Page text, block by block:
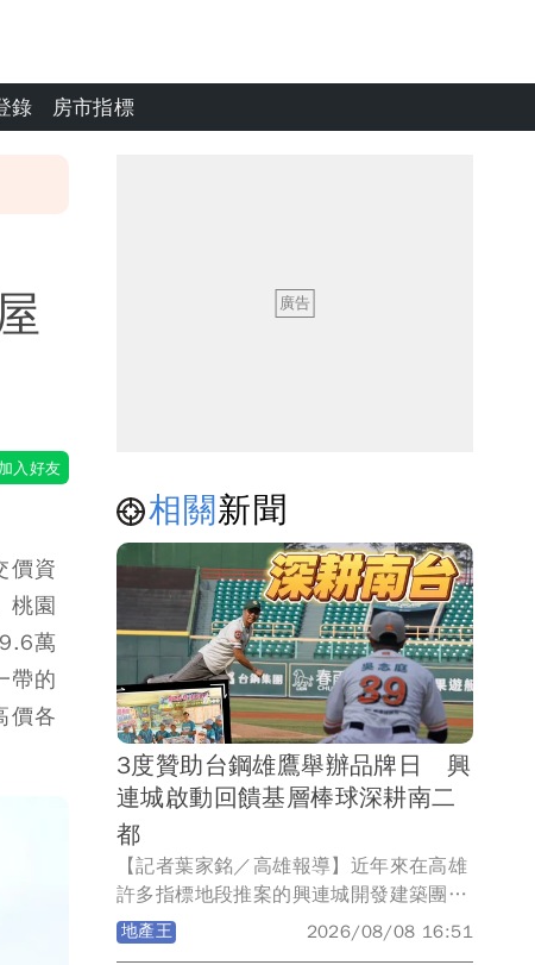
錄 房市指標
價資
桃園
萬
帶的
價各
相關新聞
3度贊助台鋼雄鷹舉辦品牌日 興
連城啟動回饋基層棒球深耕南二
都
【記者葉家銘／高雄報導】近年來在高雄
許多指標地段推案的興連城開發建築團
隊，除連續3年獲得獲得「台灣誠信建
商」殊榮，今日(8)再度攜手職棒球隊台鋼
地產王 2026/08/08 16:51